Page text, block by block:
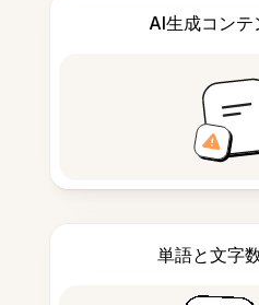
AI生成コンテ
単語と文字